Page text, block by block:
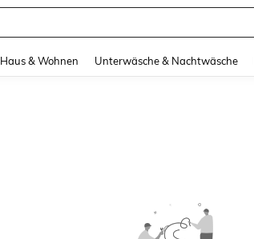
Haus & Wohnen Unterwäsche & Nachtwäsche